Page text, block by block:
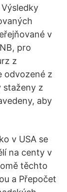
v
pro
z
odvozené z
staženy z
aby
v USA se
na centy v
těchto
a Přepočet